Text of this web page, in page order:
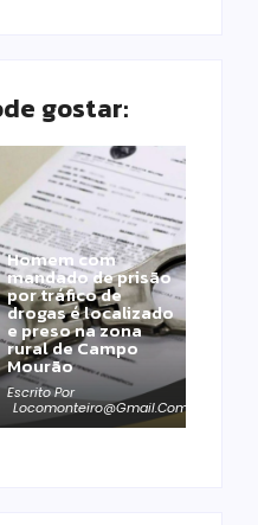
gostar:
Homem com
mandado de prisão
por tráfico de
drogas é localizado
e preso na zona
rural de Campo
Mourão
Escrito Por
Locomonteiro@gmail.com